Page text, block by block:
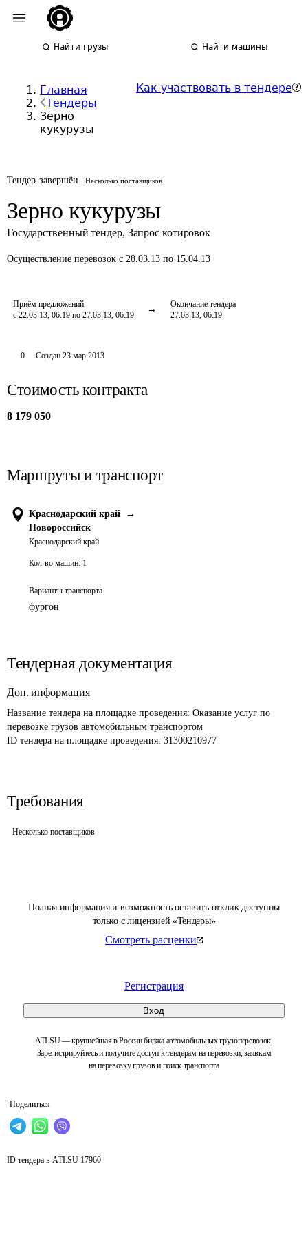
Найти грузы Найти машины
Главная
Тендеры
Зерно
кукурузы
Как участвовать в тендере
Тендер завершён Несколько поставщиков
Зерно кукурузы
Государственный тендер, Запрос котировок
Осуществление перевозок с 28.03.13 по 15.04.13
Приём предложений
с 22.03.13, 06:19 по 27.03.13, 06:19
Окончание тендера
27.03.13, 06:19
Полная информация и возможность оставить отклик доступны
только с лицензией «Тендеры»
Смотреть расценки
Регистрация
Вход
ATI.SU — крупнейшая в России биржа автомобильных грузоперевозок.
Зарегистрируйтесь и получите доступ к тендерам на перевозки, заявкам
на перевозку грузов и поиск транспорта
Поделиться
0 Создан 23 мар 2013
Стоимость контракта
8 179 050
Маршруты и транспорт
Краснодарский край
→
Новороссийск
Краснодарский край
Кол-во машин: 1
Варианты транспорта
фургон
Тендерная документация
Доп. информация
Название тендера на площадке проведения: Оказание услуг по
перевозке грузов автомобильным транспортом
ID тендера на площадке проведения: 31300210977
Требования
Несколько поставщиков
ID тендера в ATI.SU 17960